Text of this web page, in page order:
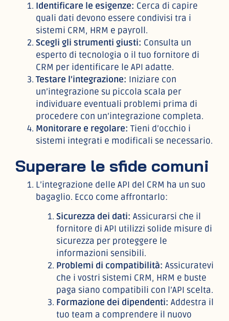
Identificare le esigenze: Cerca di capire
quali dati devono essere condivisi tra i
sistemi CRM, HRM e payroll.
Scegli gli strumenti giusti: Consulta un
esperto di tecnologia o il tuo fornitore di
CRM per identificare le API adatte.
Testare l’integrazione: Iniziare con
un’integrazione su piccola scala per
individuare eventuali problemi prima di
procedere con un’integrazione completa.
Monitorare e regolare: Tieni d’occhio i
sistemi integrati e modificali se necessario.
Superare le sfide comuni
L’integrazione delle API del CRM ha un suo
bagaglio. Ecco come affrontarlo:
Sicurezza dei dati: Assicurarsi che il
fornitore di API utilizzi solide misure di
sicurezza per proteggere le
informazioni sensibili.
Problemi di compatibilità: Assicuratevi
che i vostri sistemi CRM, HRM e buste
paga siano compatibili con l’API scelta.
Formazione dei dipendenti: Addestra il
tuo team a comprendere il nuovo